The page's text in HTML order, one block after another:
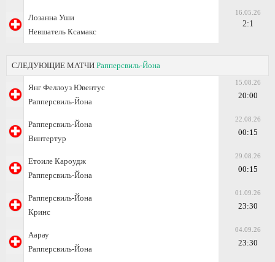
Лозанна Уши
Невшатель Ксамакс
16.05.26
2:1
СЛЕДУЮЩИЕ МАТЧИ Рапперсвиль-Йона
Янг Феллоуз Ювентус
Рапперсвиль-Йона
15.08.26
20:00
Рапперсвиль-Йона
Винтертур
22.08.26
00:15
Етоиле Кароудж
Рапперсвиль-Йона
29.08.26
00:15
Рапперсвиль-Йона
Кринс
01.09.26
23:30
Аарау
Рапперсвиль-Йона
04.09.26
23:30